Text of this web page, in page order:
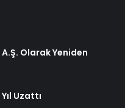
Olarak Yeniden
Uzattı